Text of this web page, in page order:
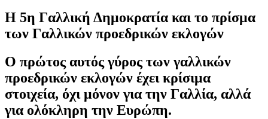
Η 5η Γαλλική Δημοκρατία και το πρίσμα
των Γαλλικών προεδρικών εκλογών
Ο πρώτος αυτός γύρος των γαλλικών
προεδρικών εκλογών έχει κρίσιμα
στοιχεία, όχι μόνον για την Γαλλία, αλλά
για ολόκληρη την Ευρώπη.